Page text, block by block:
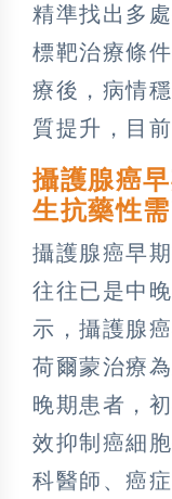
精準找出多
標靶治療條
療後，病情
質提升，目
攝護腺癌
生抗藥性
攝護腺癌早
往往已是中
示，攝護腺
荷爾蒙治療
晚期患者，
效抑制癌細
科醫師、癌